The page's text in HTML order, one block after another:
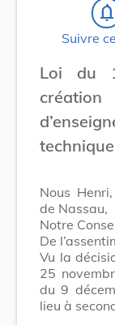
notifications_none
Suivre
Loi du
Nous
de Nassau,
Notre
De
Vu la
25
du 9
lieu à